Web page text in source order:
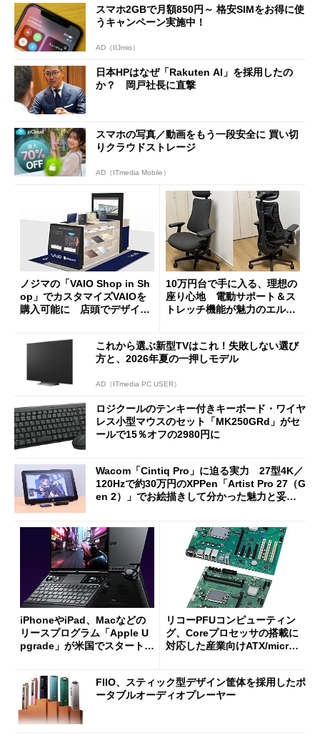
スマホ2GBで月額850円～ 格安SIMをお得に使
うキャンペーン実施中！
AD（IIJmio）
日本HPはなぜ「Rakuten AI」を採用したの
か？ 岡戸社長に直撃
スマホの写真／動画をもう一段安全に 買い切
りクラウドストレージ
AD（ITmedia Mobile）
ノジマの「VAIO Shop in Sh
op」でカスタマイズVAIOを
購入可能に 店頭でデザイン
10万円台で手に入る、理想の
座り心地 電動サポート＆ス
トレッチ機能が魅力のエルゴ
これから選ぶ新型TVはこれ！失敗しない選び
方と、2026年夏の一押しモデル
AD（ITmedia PC USER）
ロジクールのテンキー付きキーボード・ワイヤ
レス小型マウスのセット「MK250GRd」がセ
ールで15％オフの2980円に
Wacom「Cintiq Pro」に迫る実力 27型4K／
120Hzで約30万円のXPPen「Artist Pro 27（G
en 2）」でお絵描きして分かった魅力と妥協
iPhoneやiPad、Macなどの
リースプログラム「Apple U
pgrade」が米国でスタート／
ut」が明...
リコーPFUコンピューティン
グ、Coreプロセッサの搭載に
対応した産業向けATX/micro
FIIO、スティック型デザイン筐体を採用したポ
ータブルオーディオプレーヤー